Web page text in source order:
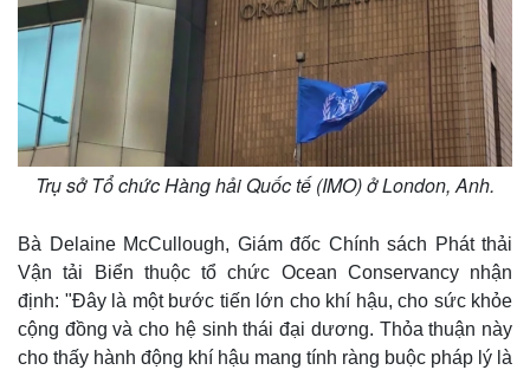
Trụ sở Tổ chức Hàng hải Quốc tế (IMO) ở London, Anh.
Bà Delaine McCullough, Giám đốc Chính sách Phát thải
Vận tải Biển thuộc tổ chức Ocean Conservancy nhận
định: "Đây là một bước tiến lớn cho khí hậu, cho sức khỏe
cộng đồng và cho hệ sinh thái đại dương. Thỏa thuận này
cho thấy hành động khí hậu mang tính ràng buộc pháp lý là